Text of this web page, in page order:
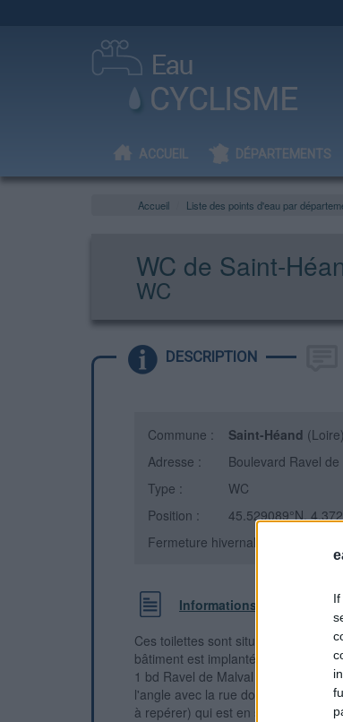
ACCUEIL DÉPARTEMENTS
Accueil Liste des points d'eau par
WC de Saint-
WC
DESCRIPTION
Commune : Saint-Héand (Loire)
Adresse :
Boulevard Ravel
Type :
WC
Position :
45.529089°N,
Fermeture hivernale : information
Informations
Ces toilettes sont situées en
bâtiment est implanté côté droit sur
1 bd Ravel de Malval qui est dans
l'angle avec la rue donnant accès
à repérer) qui est en surplomb par